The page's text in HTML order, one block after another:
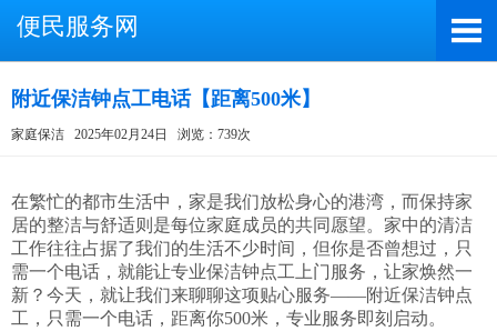
便民服务网
附近保洁钟点工电话【距离500米】
家庭保洁 2025年02月24日 浏览：739次
在繁忙的都市生活中，家是我们放松身心的港湾，而保持家
居的整洁与舒适则是每位家庭成员的共同愿望。家中的清洁
工作往往占据了我们的生活不少时间，但你是否曾想过，只
需一个电话，就能让专业保洁钟点工上门服务，让家焕然一
新？今天，就让我们来聊聊这项贴心服务——附近保洁钟点
工，只需一个电话，距离你500米，专业服务即刻启动。
微信号：A4000066885
（长按复制微信号，添加好友）
打开微信